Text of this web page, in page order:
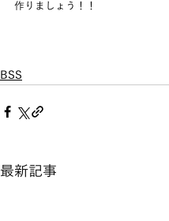
作りましょう！！
BSS
最新記事